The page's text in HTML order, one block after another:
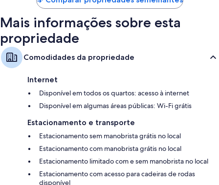
Mais informações sobre esta
propriedade
Comodidades da propriedade
Internet
Disponível em todos os quartos: acesso à internet
Disponível em algumas áreas públicas: Wi-Fi grátis
Estacionamento e transporte
Estacionamento sem manobrista grátis no local
Estacionamento com manobrista grátis no local
Estacionamento limitado com e sem manobrista no local
Estacionamento com acesso para cadeiras de rodas
disponível